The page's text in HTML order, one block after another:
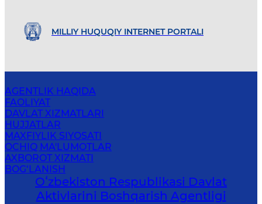
MILLIY HUQUQIY INTERNET PORTALI
AGENTLIK HAQIDA
FAOLIYAT
DAVLAT XIZMATLARI
HUJJATLAR
MAXFIYLIK SIYOSATI
OCHIQ MA'LUMOTLAR
AXBOROT XIZMATI
BOG‘LANISH
Oʻzbekiston Respublikasi Davlat
Aktivlarini Boshqarish Agentligi